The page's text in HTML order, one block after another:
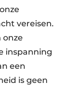
vereisen.
onze
inspanning
een
is geen